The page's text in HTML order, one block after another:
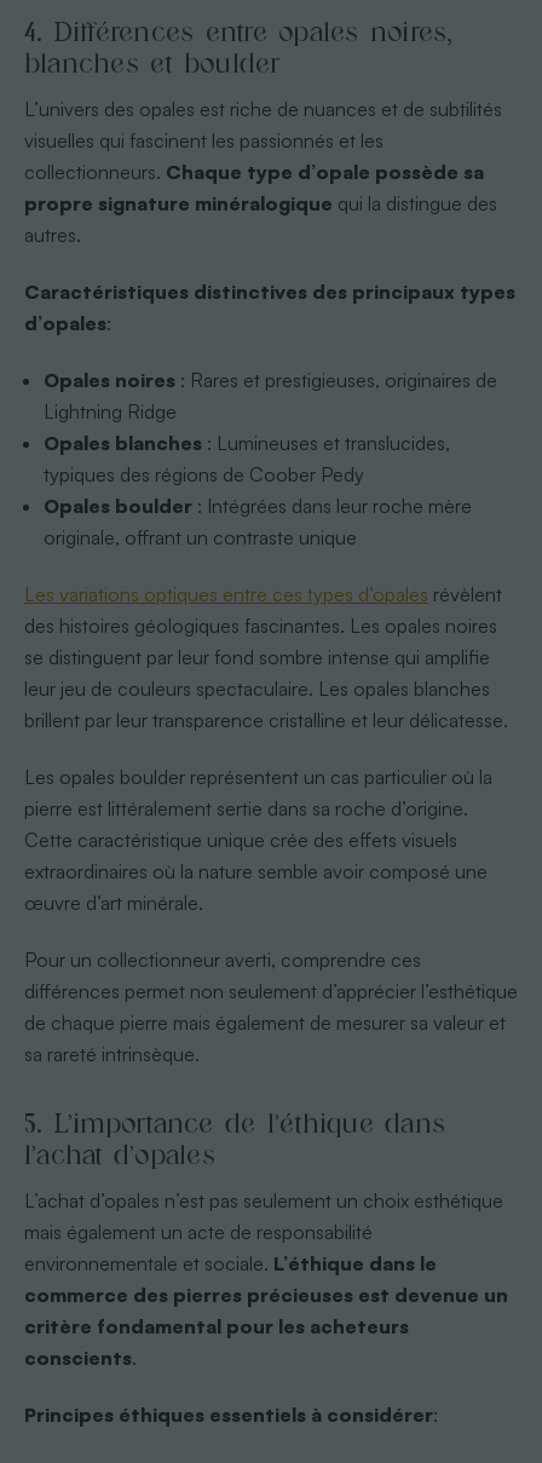
4. Différences entre opales noires,
blanches et boulder
L’univers des opales est riche de nuances et de subtilités
visuelles qui fascinent les passionnés et les
collectionneurs. Chaque type d’opale possède sa
propre signature minéralogique qui la distingue des
autres.
Caractéristiques distinctives des principaux types
d’opales:
Opales noires : Rares et prestigieuses, originaires de
Lightning Ridge
Opales blanches : Lumineuses et translucides,
typiques des régions de Coober Pedy
Opales boulder : Intégrées dans leur roche mère
originale, offrant un contraste unique
Les variations optiques entre ces types d’opales révèlent
des histoires géologiques fascinantes. Les opales noires
se distinguent par leur fond sombre intense qui amplifie
leur jeu de couleurs spectaculaire. Les opales blanches
brillent par leur transparence cristalline et leur délicatesse.
Les opales boulder représentent un cas particulier où la
pierre est littéralement sertie dans sa roche d’origine.
Cette caractéristique unique crée des effets visuels
extraordinaires où la nature semble avoir composé une
œuvre d’art minérale.
Pour un collectionneur averti, comprendre ces
différences permet non seulement d’apprécier l’esthétique
de chaque pierre mais également de mesurer sa valeur et
sa rareté intrinsèque.
5. L’importance de l’éthique dans
l’achat d’opales
L’achat d’opales n’est pas seulement un choix esthétique
mais également un acte de responsabilité
environnementale et sociale. L’éthique dans le
commerce des pierres précieuses est devenue un
critère fondamental pour les acheteurs
conscients.
Principes éthiques essentiels à considérer: